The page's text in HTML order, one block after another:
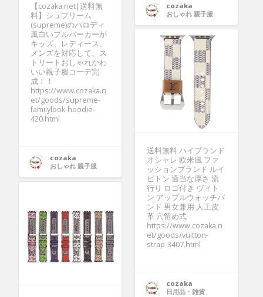
cozaka
おしゃれ 親子服
【cozaka.net|送料無
料】シュプリーム
(supreme)のパロディ
風白いプルパーカーが
キッズ、レディース、
メンズを対応して、ス
トリートおしゃれかわ
いい親子服コーデ完
成！！
https://www.cozaka.n
et/goods/supreme-
familylook-hoodie-
420.html
cozaka
おしゃれ 親子服
送料無料 ハイブランド
オシャレ 欧米風 ファ
ッションブランド ルイ
ビトン 適当な厚さ 流
行り ロゴ付き ヴィト
ン アップルウォッチバ
ンド 男女兼用 人工皮
革 穴留め式
https://www.cozaka.n
et/goods/vuitton-
strap-3407.html
cozaka
日用品・雑貨